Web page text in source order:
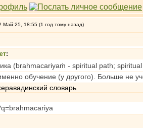
Май 25, 18:55 (1 год тому назад)
:
(brahmacariyaṁ - spiritual path;
обучение (у другого). Больше не
словарь